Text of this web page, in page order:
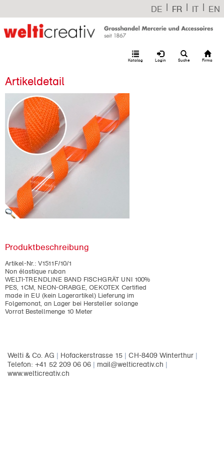
DE | FR | IT | EN
Firma
Suche
Login
Katalog
Artikeldetail
Produktbeschreibung
Artikel-Nr.: V1511F/10/1
Non élastique ruban
WELTI-TRENDLINE BAND FISCHGRÄT UNI 100%
PES, 1CM, NEON-ORABGE, OEKOTEX Certified
made in EU (kein Lagerartikel) Lieferung im
Folgemonat, an Lager bei Hersteller solange
Vorrat Bestellmenge 10 Meter
Welti & Co. AG | Hofackerstrasse 15 | CH-8409 Winterthur |
Telefon: +41 52 209 06 06 | mail@welticreativ.ch |
www.welticreativ.ch